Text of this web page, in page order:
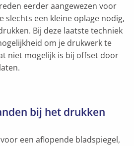
eerder aangewezen voor
slechts een kleine oplage nodig,
Bij deze laatste techniek
om je drukwerk te
niet mogelijk is bij offset door
bij het drukken
een aflopende bladspiegel,